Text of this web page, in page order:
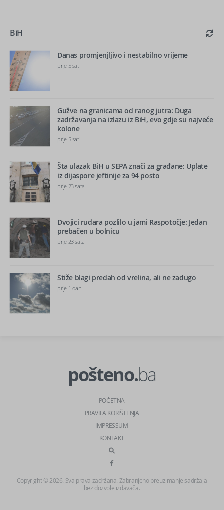
BiH
Danas promjenjljivo i nestabilno vrijeme
prije 5 sati
Gužve na granicama od ranog jutra: Duga
zadržavanja na izlazu iz BiH, evo gdje su najveće
kolone
prije 5 sati
Šta ulazak BiH u SEPA znači za građane: Uplate
iz dijaspore jeftinije za 94 posto
prije 23 sata
Dvojici rudara pozlilo u jami Raspotočje: Jedan
prebačen u bolnicu
prije 23 sata
Stiže blagi predah od vrelina, ali ne zadugo
prije 1 dan
pošteno.ba
POČETNA
PRAVILA KORIŠTENJA
IMPRESSUM
KONTAKT
Copyright © 2026. Sva prava zadržana. Zabranjeno preuzimanje sadržaja
bez dozvole izdavača.